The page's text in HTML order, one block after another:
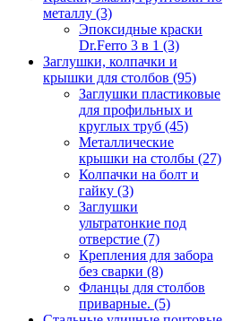
металлу (3)
Эпоксидные краски
Dr.Ferro 3 в 1 (3)
Заглушки, колпачки и
крышки для столбов (95)
Заглушки пластиковые
для профильных и
круглых труб (45)
Металлические
крышки на столбы (27)
Колпачки на болт и
гайку (3)
Заглушки
ультратонкие под
отверстие (7)
Крепления для забора
без сварки (8)
Фланцы для столбов
приварные. (5)